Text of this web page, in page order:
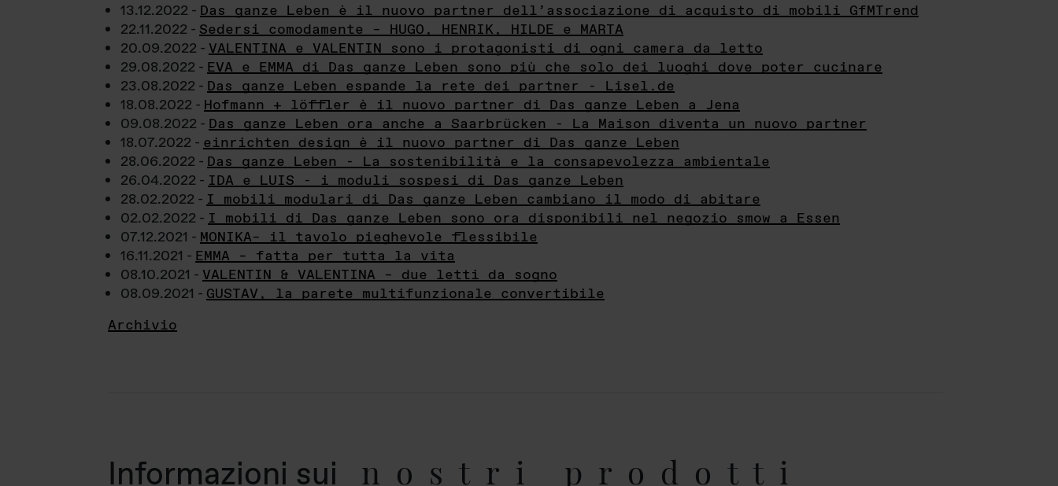
13.12.2022 - Das ganze Leben è il nuovo partner dell’associazione di acquisto di mobili GfMTrend
22.11.2022 - Sedersi comodamente – HUGO, HENRIK, HILDE e MARTA
20.09.2022 - VALENTINA e VALENTIN sono i protagonisti di ogni camera da letto
29.08.2022 - EVA e EMMA di Das ganze Leben sono più che solo dei luoghi dove poter cucinare
23.08.2022 - Das ganze Leben espande la rete dei partner - Lisel.de
18.08.2022 - Hofmann + löffler è il nuovo partner di Das ganze Leben a Jena
09.08.2022 - Das ganze Leben ora anche a Saarbrücken - La Maison diventa un nuovo partner
18.07.2022 - einrichten design è il nuovo partner di Das ganze Leben
28.06.2022 - Das ganze Leben - La sostenibilità e la consapevolezza ambientale
26.04.2022 - IDA e LUIS - i moduli sospesi di Das ganze Leben
28.02.2022 - I mobili modulari di Das ganze Leben cambiano il modo di abitare
02.02.2022 - I mobili di Das ganze Leben sono ora disponibili nel negozio smow a Essen
07.12.2021 - MONIKA– il tavolo pieghevole flessibile
16.11.2021 - EMMA – fatta per tutta la vita
08.10.2021 - VALENTIN & VALENTINA – due letti da sogno
08.09.2021 - GUSTAV, la parete multifunzionale convertibile
Archivio
Informazioni sui nostri prodotti